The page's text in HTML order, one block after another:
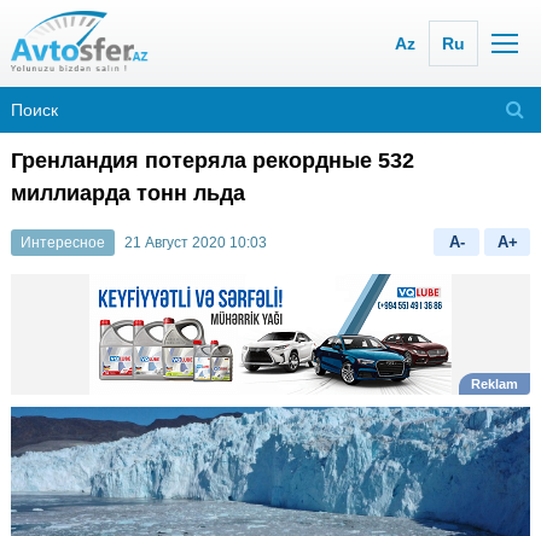
Az Ru
Гренландия потеряла рекордные 532
миллиарда тонн льда
Интересное 21 Август 2020 10:03 A- A+